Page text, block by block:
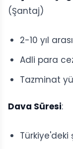
(Şantaj)
2-10 yıl
Adli para
Tazminat
Dava Süresi:
Türkiye'deki